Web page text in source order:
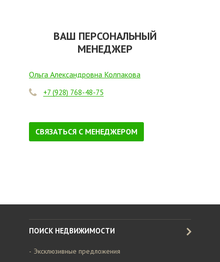
ВАШ ПЕРСОНАЛЬНЫЙ
МЕНЕДЖЕР
Ольга Александровна Колпакова
+7 (928) 768-48-75
СВЯЗАТЬСЯ С МЕНЕДЖЕРОМ
ПОИСК НЕДВИЖИМОСТИ
Эксклюзивные предложения